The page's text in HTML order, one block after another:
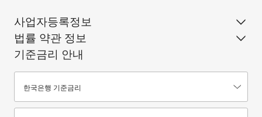
사업자등록정보
법률 약관 정보
기준금리 안내
기준금리안내
한국은행 기준금리